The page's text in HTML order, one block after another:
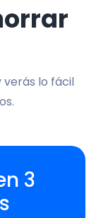
verás lo fácil
3